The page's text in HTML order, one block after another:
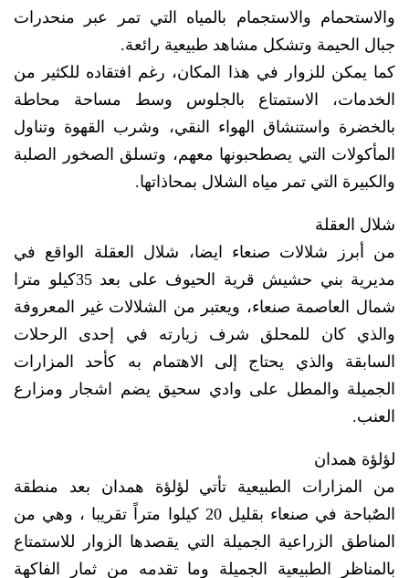
والاستحمام والاستجمام بالمياه التي تمر عبر منحدرات
جبال الحيمة وتشكل مشاهد طبيعية رائعة.
كما يمكن للزوار في هذا المكان، رغم افتقاده للكثير من
الخدمات، الاستمتاع بالجلوس وسط مساحة محاطة
بالخضرة واستنشاق الهواء النقي، وشرب القهوة وتناول
المأكولات التي يصطحبونها معهم، وتسلق الصخور الصلبة
والكبيرة التي تمر مياه الشلال بمحاذاتها.
شلال العقلة
من أبرز شلالات صنعاء ايضا، شلال العقلة الواقع في
مديرية بني حشيش قرية الحيوف على بعد 35كيلو مترا
شمال العاصمة صنعاء، ويعتبر من الشلالات غير المعروفة
والذي كان للمحلق شرف زيارته في إحدى الرحلات
السابقة والذي يحتاج إلى الاهتمام به كأحد المزارات
الجميلة والمطل على وادي سحيق يضم اشجار ومزارع
العنب.
لؤلؤة همدان
من المزارات الطبيعية تأتي لؤلؤة همدان بعد منطقة
الصٌباحة في صنعاء بقليل 20 كيلوا متراً تقريبا ، وهي من
المناطق الزراعية الجميلة التي يقصدها الزوار للاستمتاع
بالمناظر الطبيعية الجميلة وما تقدمه من ثمار الفاكهة